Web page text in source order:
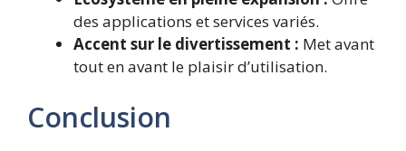
des applications et services variés.
Accent sur le divertissement : Met avant
tout en avant le plaisir d’utilisation.
Conclusion